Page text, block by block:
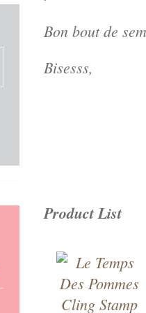
Bon bout de
Bisesss,
Product List